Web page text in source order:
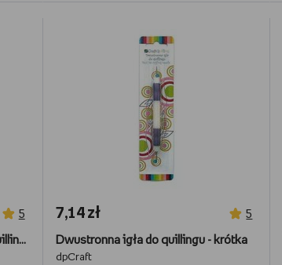
5
Nawijak z igłą i szpikulcem do quillingu, 14 cm
7,14 zł 5
Dwustronna igła do quillingu - krótka
dpCraft